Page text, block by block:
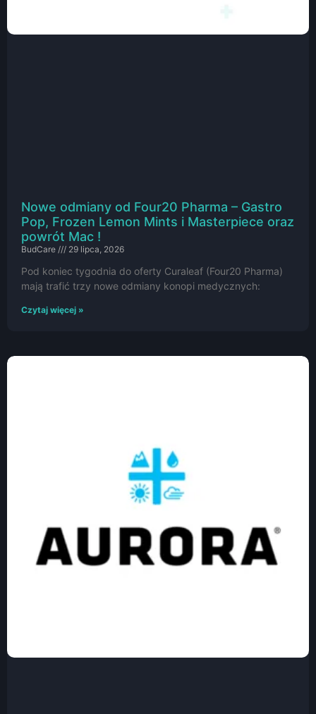
Nowe odmiany od Four20 Pharma – Gastro
Pop, Frozen Lemon Mints i Masterpiece oraz
powrót Mac !
BudCare 29 lipca, 2026
Pod koniec tygodnia do oferty Curaleaf (Four20 Pharma)
mają trafić trzy nowe odmiany konopi medycznych:
Czytaj więcej »